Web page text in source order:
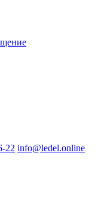
22 info@ledel.online